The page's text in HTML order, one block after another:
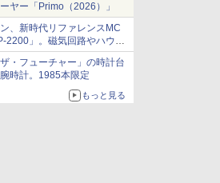
ヤー「Primo（2026）」
、新時代リファレンスMC
2200」。磁気回路やハウジ
し
・フューチャー」の時計台
時計。1985本限定
もっと見る